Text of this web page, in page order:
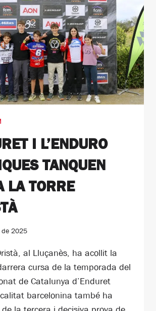
I L’ENDURO
TANQUEN
LA TORRE
de 2025
al Lluçanès, ha acollit la
cursa de la temporada del
de Catalunya d’Enduret
barcelonina també ha